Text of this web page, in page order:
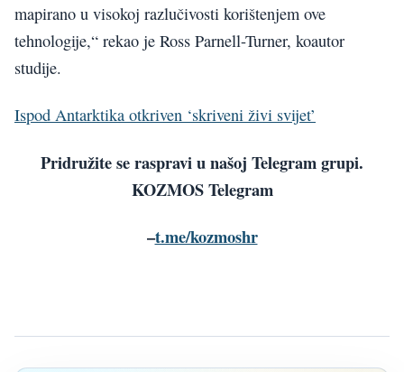
mapirano u visokoj razlučivosti korištenjem ove
tehnologije,“ rekao je Ross Parnell-Turner, koautor
studije.
Ispod Antarktika otkriven ‘skriveni živi svijet’
Pridružite se raspravi u našoj Telegram grupi.
KOZMOS Telegram
–t.me/kozmoshr